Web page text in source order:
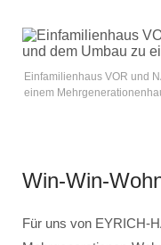
Einfamilienhaus VOR und
einem
Win-Win-
Für uns von EYRICH-